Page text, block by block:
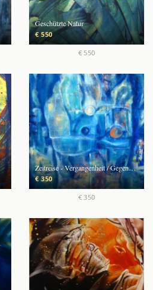
Geschützte Natur
€ 550
€ 550
Zeitreise - Vergangenheit / Gegenwart / Zukunft
€ 350
€ 350